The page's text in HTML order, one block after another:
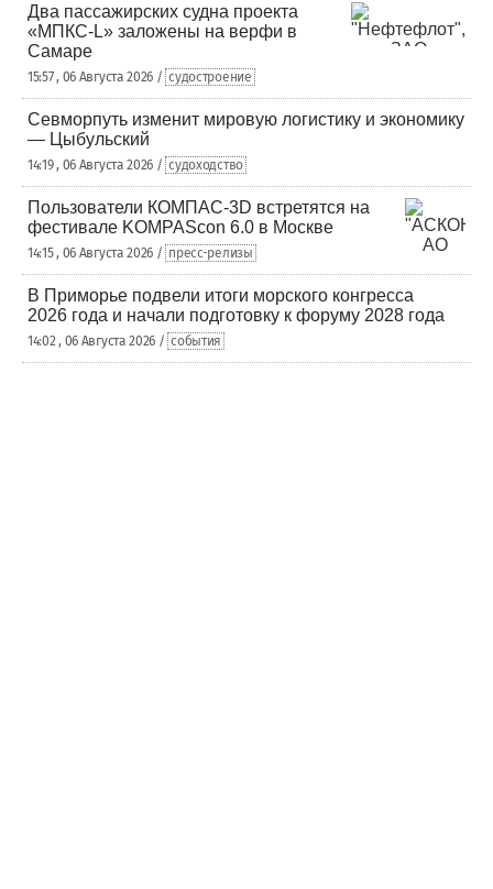
Два пассажирских судна проекта
«МПКС-L» заложены на верфи в
Самаре
15:57 , 06 Августа 2026 / судостроение
Севморпуть изменит мировую логистику и экономику
— Цыбульский
14:19 , 06 Августа 2026 / судоходство
Пользователи КОМПАС-3D встретятся на
фестивале KOMPAScon 6.0 в Москве
14:15 , 06 Августа 2026 / пресс-релизы
В Приморье подвели итоги морского конгресса
2026 года и начали подготовку к форуму 2028 года
14:02 , 06 Августа 2026 / события